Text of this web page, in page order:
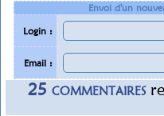
Envoi d'un
Login :
Email :
25 commentaires